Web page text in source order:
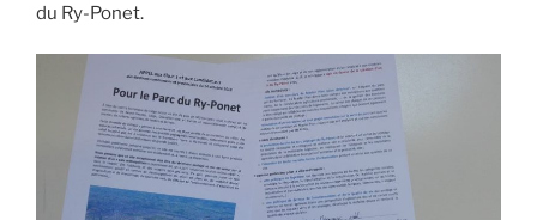
du Ry-Ponet.